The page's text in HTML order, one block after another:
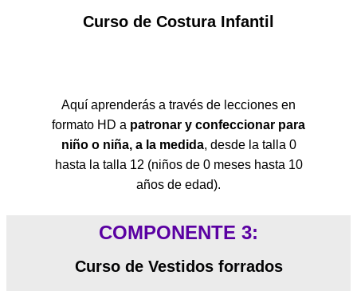
Curso de Costura Infantil
Aquí aprenderás a través de lecciones en
formato HD a patronar y confeccionar para
niño o niña, a la medida, desde la talla 0
hasta la talla 12 (niños de 0 meses hasta 10
años de edad).
COMPONENTE 3:
Curso de Vestidos forrados